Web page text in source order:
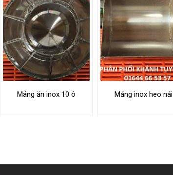
Máng ăn inox 10 ô Máng inox heo nái